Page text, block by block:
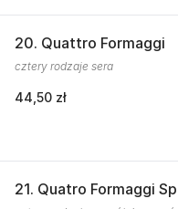
20. Quattro Formaggi
cztery rodzaje sera
44,50 zł
21. Quatro Formaggi